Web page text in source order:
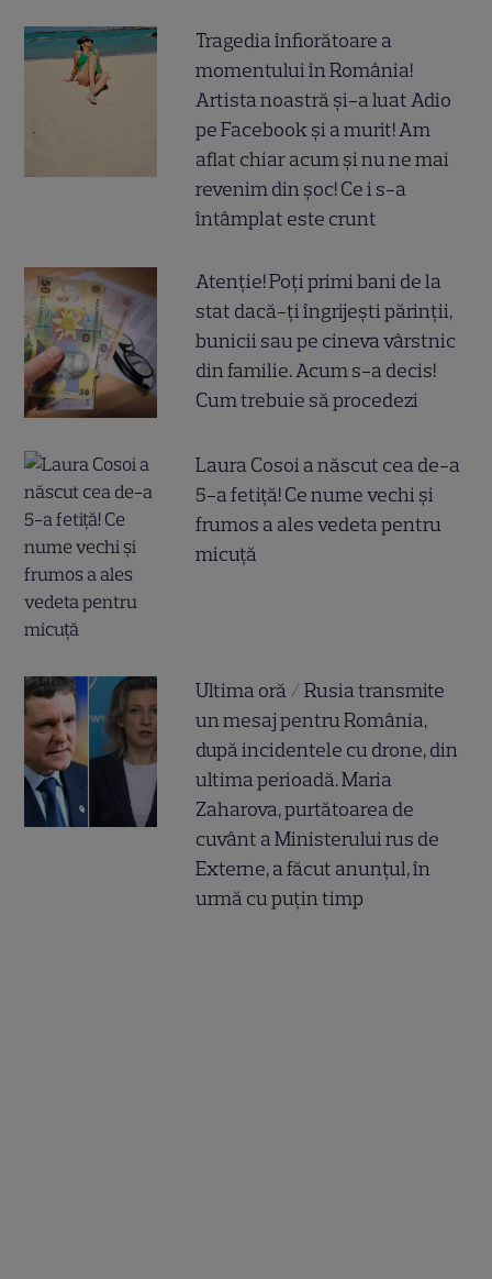
Tragedia înfiorătoare a
momentului în România!
Artista noastră și-a luat Adio
pe Facebook și a murit! Am
aflat chiar acum și nu ne mai
revenim din șoc! Ce i s-a
întâmplat este crunt
Atenție! Poți primi bani de la
stat dacă-ți îngrijești părinții,
bunicii sau pe cineva vârstnic
din familie. Acum s-a decis!
Cum trebuie să procedezi
Laura Cosoi a născut cea de-a
5-a fetiță! Ce nume vechi și
frumos a ales vedeta pentru
micuță
Ultima oră / Rusia transmite
un mesaj pentru România,
după incidentele cu drone, din
ultima perioadă. Maria
Zaharova, purtătoarea de
cuvânt a Ministerului rus de
Externe, a făcut anunțul, în
urmă cu puțin timp